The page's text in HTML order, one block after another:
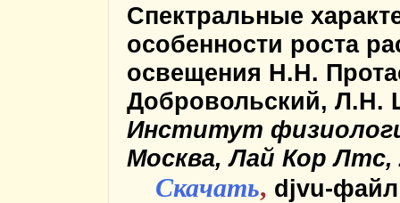
Спектральные
особенности роста
освещения Н.Н.
Добровольский, Л.Н.
Институт
Москва, Лай Кор Лтс,
Скачать, djvu-